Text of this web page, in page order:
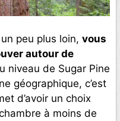
peu plus loin, vous
autour de
niveau de Sugar Pine
géographique, c’est
d’avoir un choix
à moins de